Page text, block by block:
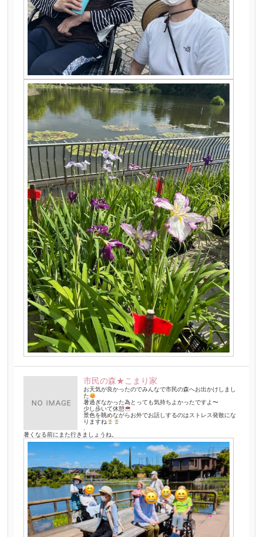
市民の森★こまり家
お天気が良かったのでみんなで市民の森へお出かけしまし
た
暑過ぎなかった為とっても気持ちよかったですよ〜
少し歩いて休憩
景色を眺めながらお外でお話しするのはストレス発散にな
りますね
.
暑くなる前にまた行きましょうね。